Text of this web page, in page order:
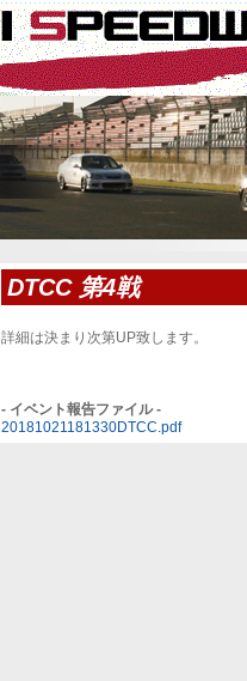
DTCC 第4戦
詳細は決まり次第UP致します。
- イベント報告ファイル -
20181021181330DTCC.pdf